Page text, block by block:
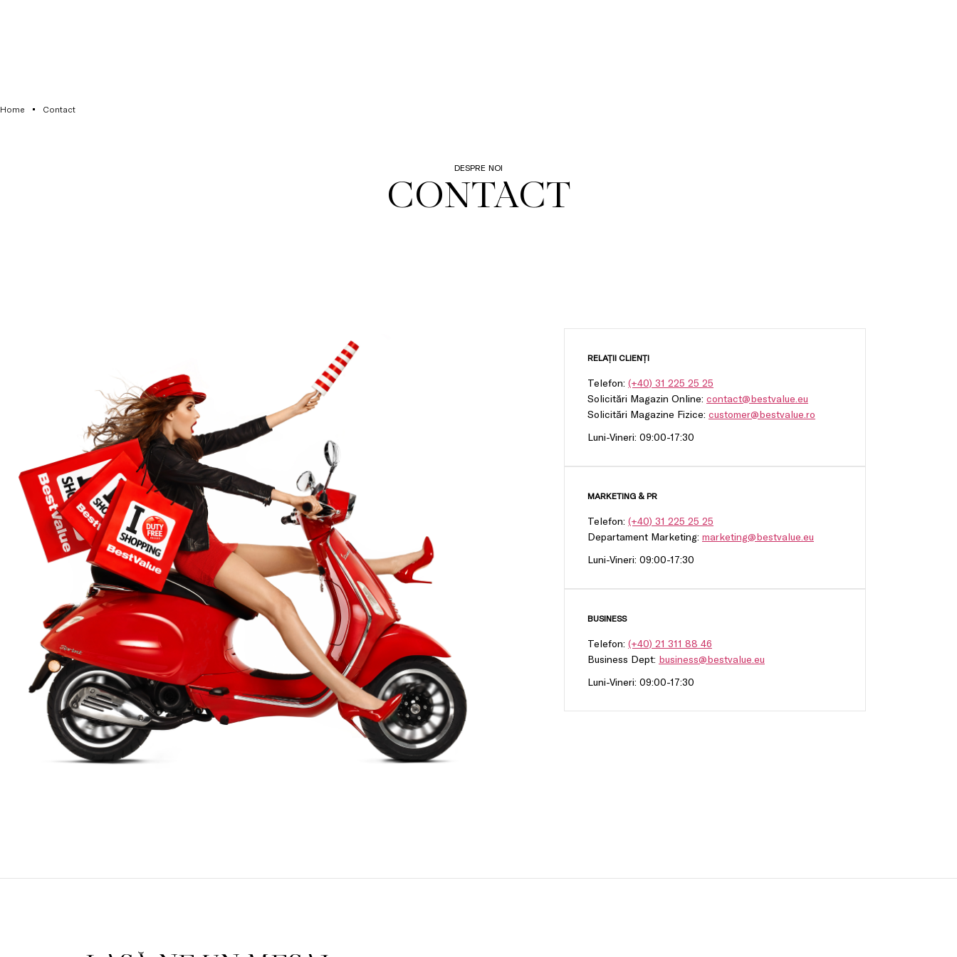
Home Contact
DESPRE NOI
CONTACT
RELAȚII CLIENȚI
Telefon: (+40) 31 225 25 25
Solicitări Magazin Online: contact@bestvalue.eu
Solicitări Magazine Fizice: customer@bestvalue.ro
Luni-Vineri: 09:00-17:30
MARKETING & PR
Telefon: (+40) 31 225 25 25
Departament Marketing: marketing@bestvalue.eu
Luni-Vineri: 09:00-17:30
BUSINESS
Telefon: (+40) 21 311 88 46
Business Dept: business@bestvalue.eu
Luni-Vineri: 09:00-17:30